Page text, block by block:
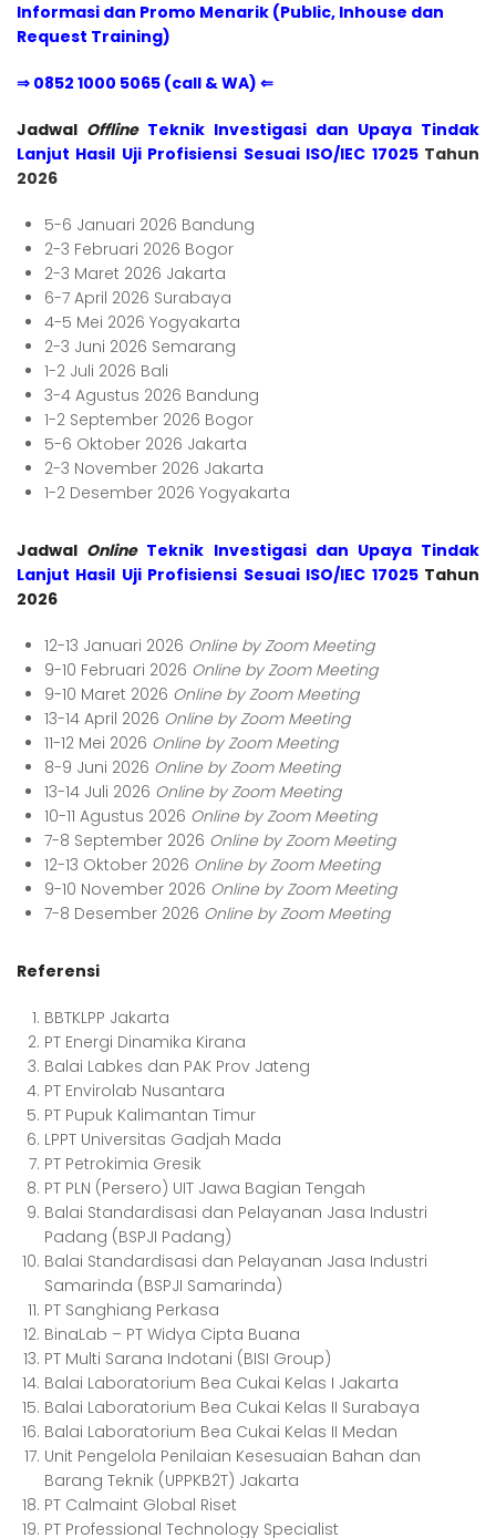
Informasi dan Promo Menarik (Public, Inhouse dan
Request Training)
⇒ 0852 1000 5065 (call & WA) ⇐
Jadwal Offline Teknik Investigasi dan Upaya Tindak
Lanjut Hasil Uji Profisiensi Sesuai ISO/IEC 17025 Tahun
2026
5-6 Januari 2026 Bandung
2-3 Februari 2026 Bogor
2-3 Maret 2026 Jakarta
6-7 April 2026 Surabaya
4-5 Mei 2026 Yogyakarta
2-3 Juni 2026 Semarang
1-2 Juli 2026 Bali
3-4 Agustus 2026 Bandung
1-2 September 2026 Bogor
5-6 Oktober 2026 Jakarta
2-3 November 2026 Jakarta
1-2 Desember 2026 Yogyakarta
Jadwal Online Teknik Investigasi dan Upaya Tindak
Lanjut Hasil Uji Profisiensi Sesuai ISO/IEC 17025 Tahun
2026
12-13 Januari 2026 Online by Zoom Meeting
9-10 Februari 2026 Online by Zoom Meeting
9-10 Maret 2026 Online by Zoom Meeting
13-14 April 2026 Online by Zoom Meeting
11-12 Mei 2026 Online by Zoom Meeting
8-9 Juni 2026 Online by Zoom Meeting
13-14 Juli 2026 Online by Zoom Meeting
10-11 Agustus 2026 Online by Zoom Meeting
7-8 September 2026 Online by Zoom Meeting
12-13 Oktober 2026 Online by Zoom Meeting
9-10 November 2026 Online by Zoom Meeting
7-8 Desember 2026 Online by Zoom Meeting
Referensi
BBTKLPP Jakarta
PT Energi Dinamika Kirana
Balai Labkes dan PAK Prov Jateng
PT Envirolab Nusantara
PT Pupuk Kalimantan Timur
LPPT Universitas Gadjah Mada
PT Petrokimia Gresik
PT PLN (Persero) UIT Jawa Bagian Tengah
Balai Standardisasi dan Pelayanan Jasa Industri
Padang (BSPJI Padang)
Balai Standardisasi dan Pelayanan Jasa Industri
Samarinda (BSPJI Samarinda)
PT Sanghiang Perkasa
BinaLab – PT Widya Cipta Buana
PT Multi Sarana Indotani (BISI Group)
Balai Laboratorium Bea Cukai Kelas I Jakarta
Balai Laboratorium Bea Cukai Kelas II Surabaya
Balai Laboratorium Bea Cukai Kelas II Medan
Unit Pengelola Penilaian Kesesuaian Bahan dan
Barang Teknik (UPPKB2T) Jakarta
PT Calmaint Global Riset
PT Professional Technology Specialist